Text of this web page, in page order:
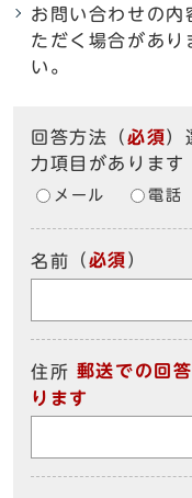
お問い合わせの内
ただく場合があり
い。
回答方法 （ 必須）
力項目があります
メール 電話
名前 （ 必須 ）
住所 郵送での回
ります